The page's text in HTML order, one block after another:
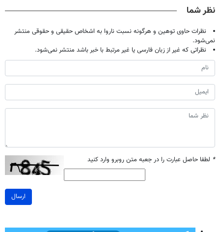
نظر شما
نظرات حاوی توهین و هرگونه نسبت ناروا به اشخاص حقیقی و حقوقی منتشر
نمی‌شود.
نظراتی که غیر از زبان فارسی یا غیر مرتبط با خبر باشد منتشر نمی‌شود.
* لطفا حاصل عبارت را در جعبه متن روبرو وارد کنید
ارسال